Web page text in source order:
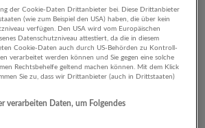
IT-
der Cookie-Daten Drittanbieter bei. Diese Drittanbieter
(wie zum Beispiel den USA) haben, die über kein
verfügen. Den USA wird vom Europäischen
Datenschutzniveau attestiert, da die in diesem
Cookie-Daten auch durch US-Behörden zu Kontroll-
verarbeitet werden können und Sie gegen eine solche
Rechtsbehelfe geltend machen können. Mit dem Klick
Sie zu, dass wir Drittanbieter (auch in Drittstaaten)
verarbeiten Daten, um Folgendes